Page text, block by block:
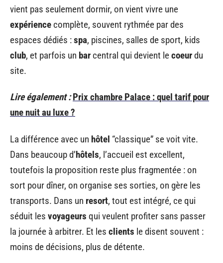
vient pas seulement dormir, on vient vivre une
expérience complète, souvent rythmée par des
espaces dédiés :spa, piscines, salles de sport, kids
club, et parfois un bar central qui devient lecoeurdu
site.
Lire également : Prix chambre Palace : quel tarif pour
une nuit au luxe ?
La différence avec un hôtel “classique” se voit vite.
Dans beaucoup d’hôtels, l’accueil est excellent,
toutefois la proposition reste plus fragmentée : on
sort pour dîner, on organise ses sorties, on gère les
transports. Dans un resort, tout est intégré, ce qui
séduit les voyageurs qui veulent profiter sans passer
la journée à arbitrer. Et les clients le disent souvent :
moins de décisions, plus de détente.